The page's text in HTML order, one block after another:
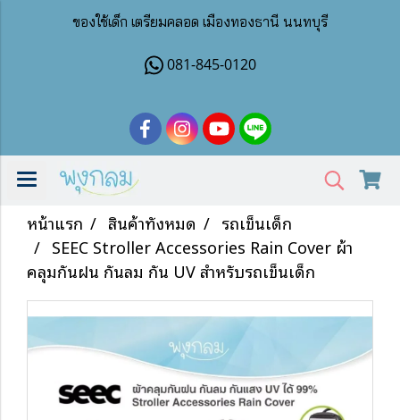
ของใช้เด็ก เตรียมคลอด เมืองทองธานี นนทบุรี
081-845-0120
หน้าแรก สินค้าทั้งหมด
รถเข็นเด็ก
SEEC Stroller Accessories Rain Cover ผ้า
คลุมกันฝน กันลม กัน UV สำหรับรถเข็นเด็ก